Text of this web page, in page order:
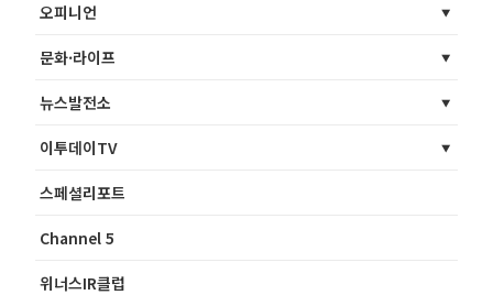
오피니언
문화·라이프
뉴스발전소
이투데이TV
스페셜리포트
Channel 5
위너스IR클럽